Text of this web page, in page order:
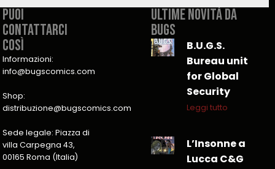
PUOI
CONTATTARCI
COSÌ​
Informazioni:
info@bugscomics.com
Shop:
distribuzione@bugscomics.com
Sede legale: Piazza di
villa Carpegna 43,
00165 Roma (Italia)
Ultime novità da
Bugs
B.U.G.S.
Bureau unit
for Global
Security
Leggi tutto
L’Insonne a
Lucca C&G